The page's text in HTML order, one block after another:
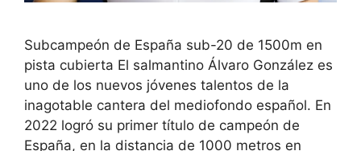
Subcampeón de España sub-20 de 1500m en
pista cubierta El salmantino Álvaro González es
uno de los nuevos jóvenes talentos de la
inagotable cantera del mediofondo español. En
2022 logró su primer título de campeón de
España, en la distancia de 1000 metros en